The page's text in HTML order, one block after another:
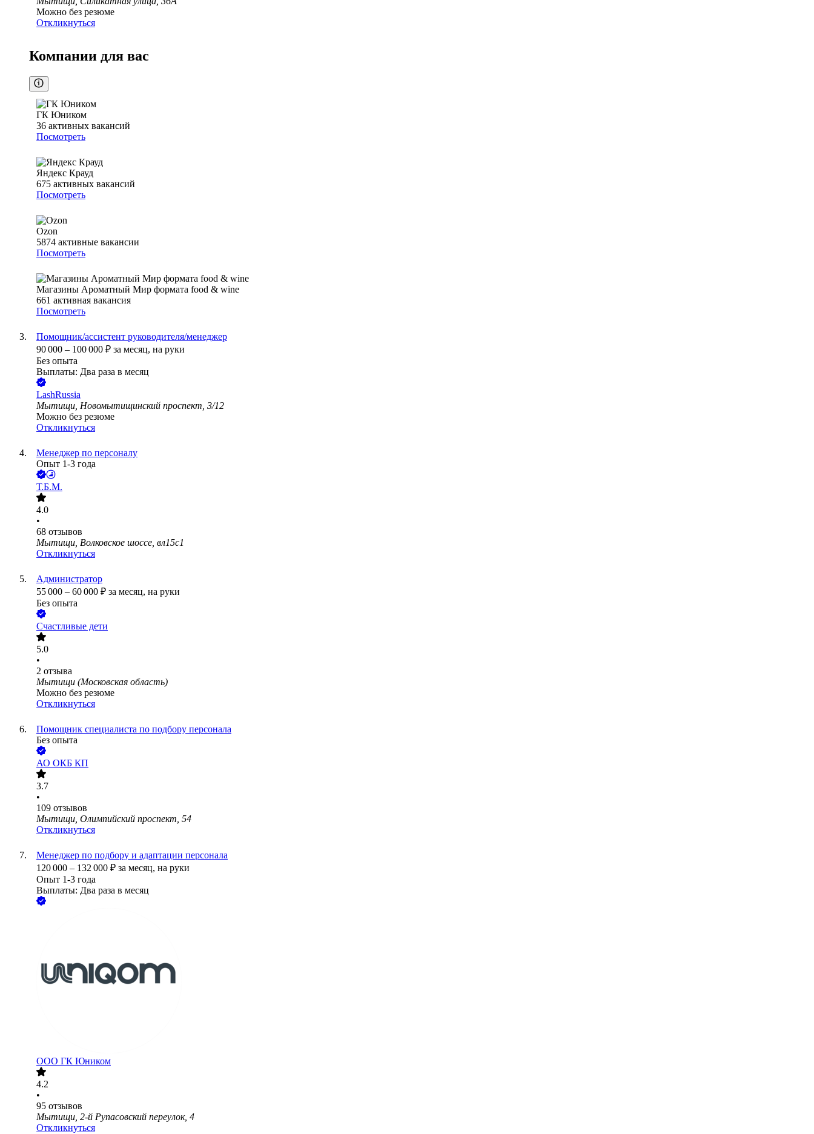
Можно без резюме
Откликнуться
Компании для вас
ГК Юником
36 активных вакансий
Посмотреть
Яндекс Крауд
675 активных вакансий
Посмотреть
Ozon
5874 активные вакансии
Посмотреть
Магазины Ароматный Мир формата food & wine
661 активная вакансия
Посмотреть
Помощник/ассистент руководителя/менеджер
90 000 – 100 000 ₽ за месяц, на руки
Без опыта
Выплаты: Два раза в месяц
LashRussia
Мытищи, Новомытищинский проспект, 3/12
Можно без резюме
Откликнуться
Менеджер по персоналу
Опыт 1-3 года
Т.Б.М.
4.0
•
68 отзывов
Мытищи, Волковское шоссе, вл15с1
Откликнуться
Администратор
55 000 – 60 000 ₽ за месяц, на руки
Без опыта
Счастливые дети
5.0
•
2 отзыва
Мытищи (Московская область)
Можно без резюме
Откликнуться
Помощник специалиста по подбору персонала
Без опыта
АО ОКБ КП
3.7
•
109 отзывов
Мытищи, Олимпийский проспект, 54
Откликнуться
Менеджер по подбору и адаптации персонала
120 000 – 132 000 ₽ за месяц, на руки
Опыт 1-3 года
Выплаты: Два раза в месяц
ООО ГК Юником
4.2
•
95 отзывов
Мытищи, 2-й Рупасовский переулок, 4
Откликнуться